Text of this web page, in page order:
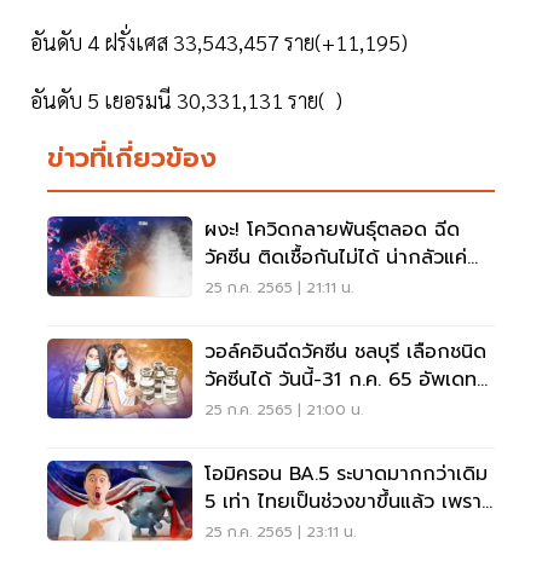
อันดับ 4 ฝรั่งเศส 33,543,457 ราย(+11,195)
อันดับ 5 เยอรมนี 30,331,131 ราย( )
ข่าวที่เกี่ยวข้อง
ผงะ! โควิดกลายพันธุ์ตลอด ฉีด
วัคซีน ติดเชื้อกันไม่ได้ น่ากลัวแค่
ไหน อ่านเลย
25 ก.ค. 2565 | 21:11 น.
วอล์คอินฉีดวัคซีน ชลบุรี เลือกชนิด
วัคซีนได้ วันนี้-31 ก.ค. 65 อัพเดทที่
นี่
25 ก.ค. 2565 | 21:00 น.
โอมิครอน BA.5 ระบาดมากกว่าเดิม
5 เท่า ไทยเป็นช่วงขาขึ้นแล้ว เพราะ
อะไร อ่านเลย
25 ก.ค. 2565 | 23:11 น.